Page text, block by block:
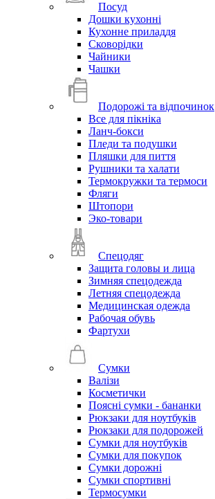
Посуд
Дошки кухонні
Кухонне приладдя
Сковорідки
Чайники
Чашки
Подорожі та відпочинок
Все для пікніка
Ланч-бокси
Пледи та подушки
Пляшки для пиття
Рушники та халати
Термокружки та термоси
Фляги
Штопори
Эко-товари
Спецодяг
Защита головы и лица
Зимняя спецодежда
Летняя спецодежда
Медицинская одежда
Рабочая обувь
Фартухи
Сумки
Валізи
Косметички
Поясні сумки - бананки
Рюкзаки для ноутбуків
Рюкзаки для подорожей
Сумки для ноутбуків
Сумки для покупок
Сумки дорожні
Сумки спортивні
Термосумки